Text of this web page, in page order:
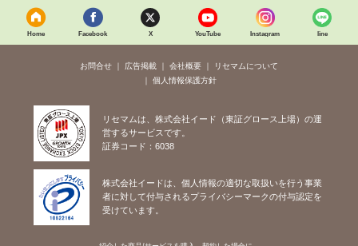
Home Facebook X YouTube Instagram line
お問合せ 広告掲載 会社概要
リセマムについて
個人情報保護方針
リセマムは、株式会社イード（東証グロース上場）の運
営するサービスです。
証券コード：6038
株式会社イードは、個人情報の適切な取扱いを行う事業
者に対して付与されるプライバシーマークの付与認定を
受けています。